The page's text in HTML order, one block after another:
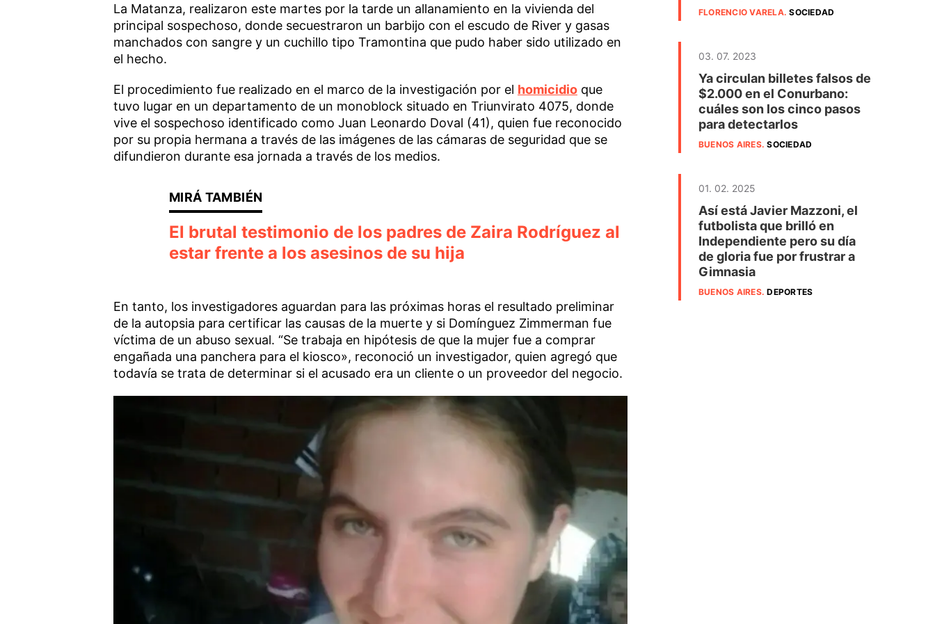
La Matanza, realizaron este martes por la tarde un allanamiento en la vivienda del
principal sospechoso, donde secuestraron un barbijo con el escudo de River y gasas
manchados con sangre y un cuchillo tipo Tramontina que pudo haber sido utilizado en
el hecho.
El procedimiento fue realizado en el marco de la investigación por el homicidioque
tuvo lugar en un departamento de un monoblock situado en Triunvirato 4075, donde
vive el sospechoso identificado como Juan Leonardo Doval (41), quien fue reconocido
por su propia hermana a través de las imágenes de las cámaras de seguridad que se
difundieron durante esa jornada a través de los medios.
El brutal testimonio de los padres de Zaira Rodríguez al
estar frente a los asesinos de su hija
En tanto, los investigadores aguardan para las próximas horas el resultado preliminar
de la autopsia para certificar las causas de la muerte y si Domínguez Zimmerman fue
víctima de un abuso sexual. “Se trabaja en hipótesis de que la mujer fue a comprar
engañada una panchera para el kiosco», reconoció un investigador, quien agregó que
todavía se trata de determinar si el acusado era un cliente o un proveedor del negocio.
FLORENCIO VARELA.SOCIEDAD
03. 07. 2023
Ya circulan billetes falsos de
$2.000 en el Conurbano:
cuáles son los cinco pasos
para detectarlos
BUENOS AIRES.SOCIEDAD
01. 02. 2025
Así está Javier Mazzoni, el
futbolista que brilló en
Independiente pero su día
de gloria fue por frustrar a
Gimnasia
BUENOS AIRES.DEPORTES